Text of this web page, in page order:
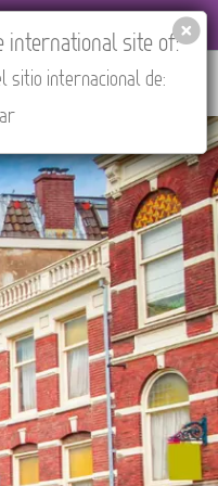
Find your Tour
international site of:
sitio internacional de: